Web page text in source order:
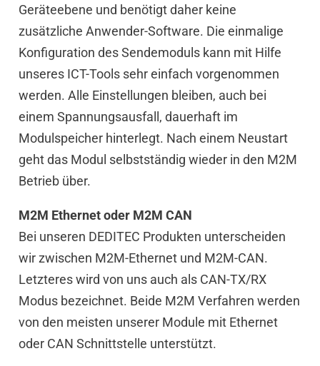
Geräteebene und benötigt daher keine
zusätzliche Anwender-Software. Die einmalige
Konfiguration des Sendemoduls kann mit Hilfe
unseres ICT-Tools sehr einfach vorgenommen
werden. Alle Einstellungen bleiben, auch bei
einem Spannungsausfall, dauerhaft im
Modulspeicher hinterlegt. Nach einem Neustart
geht das Modul selbstständig wieder in den M2M
Betrieb über.
M2M Ethernet oder M2M CAN
Bei unseren DEDITEC Produkten unterscheiden
wir zwischen M2M-Ethernet und M2M-CAN.
Letzteres wird von uns auch als CAN-TX/RX
Modus bezeichnet. Beide M2M Verfahren werden
von den meisten unserer Module mit Ethernet
oder CAN Schnittstelle unterstützt.